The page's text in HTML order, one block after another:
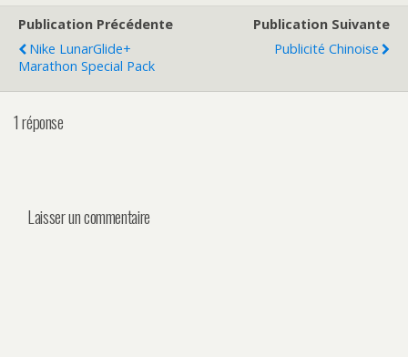
Publication Précédente
Nike LunarGlide+
Marathon Special Pack
Publication Suivante
Publicité Chinoise
1 réponse
Laisser un commentaire